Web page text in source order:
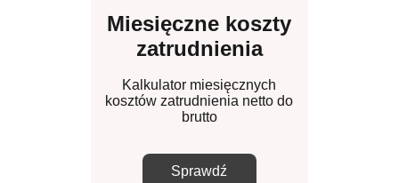
Miesięczne koszty
zatrudnienia
Kalkulator miesięcznych
kosztów zatrudnienia netto do
brutto
Sprawdź